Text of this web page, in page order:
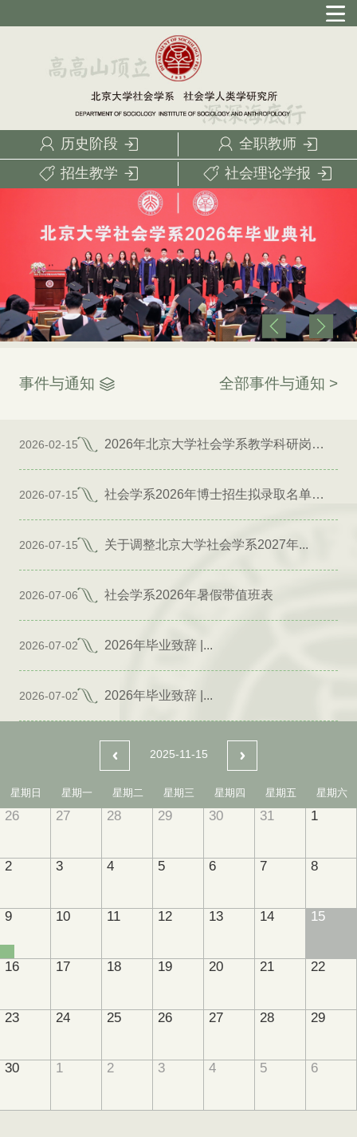
历史阶段
全职教师
招生教学
社会理论学报
事件与通知 全部事件与通知 >
2026-02-15 2026年北京大学社会学系教学科研岗位招聘启事
2026-07-15 社会学系2026年博士招生拟录取名单公示（专项）
2026-07-15 关于调整北京大学社会学系2027年...
2026-07-06 社会学系2026年暑假带值班表
2026-07-02 2026年毕业致辞 |...
2026-07-02 2026年毕业致辞 |...
2025-11-15
星期日 星期一 星期二 星期三 星期四 星期五 星期六
26 27 28 29 30 31 1
2 3 4 5 6 7 8
9 10 11 12 13 14 15
16 17 18 19 20 21 22
23 24 25 26 27 28 29
30 1 2 3 4 5 6